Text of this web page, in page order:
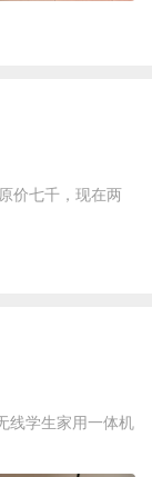
价七千，现在两
线学生家用一体机